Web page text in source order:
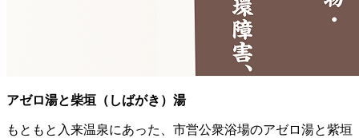
アゼロ湯と柴垣（しばがき）湯
もともと入来温泉にあった、市営公衆浴場のアゼロ湯と紫垣